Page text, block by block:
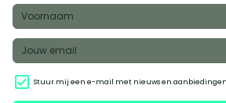
Stuur mij een e-mail met nieuws en aanbiedingen